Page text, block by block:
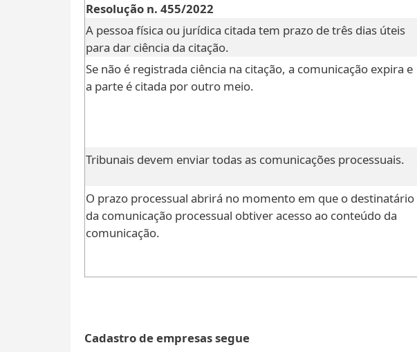
Resolução n. 455/2022
A pessoa física ou jurídica citada tem prazo de três dias úteis
para dar ciência da citação.
Se não é registrada ciência na citação, a comunicação expira e
a parte é citada por outro meio.
Tribunais devem enviar todas as comunicações processuais.
O prazo processual abrirá no momento em que o destinatário
da comunicação processual obtiver acesso ao conteúdo da
comunicação.
Cadastro de empresas segue